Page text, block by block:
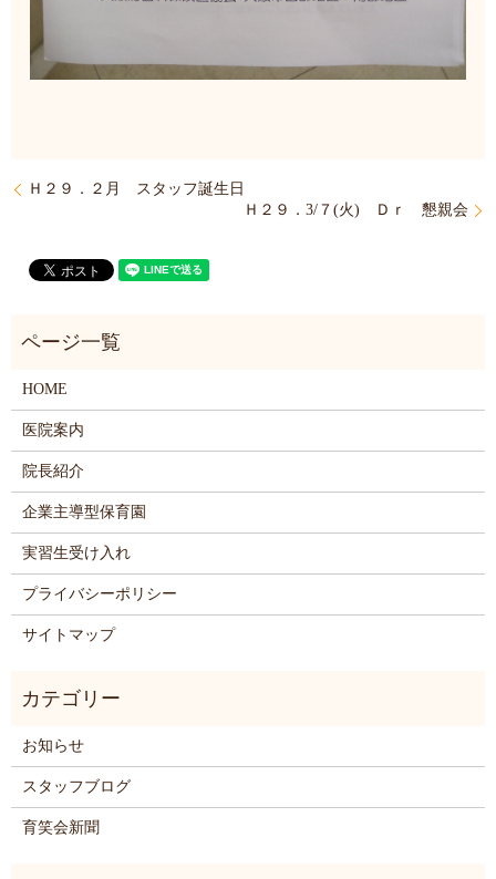
Ｈ２９．２月 スタッフ誕生日
Ｈ２９．3/７(火) Ｄｒ 懇親会
HOME
医院案内
院長紹介
企業主導型保育園
実習生受け入れ
プライバシーポリシー
サイトマップ
お知らせ
スタッフブログ
育笑会新聞